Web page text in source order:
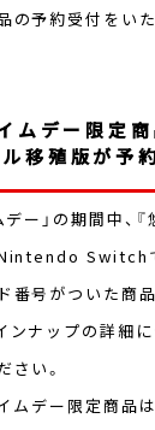
の予約受付をいた
デー限定商
移殖版が予
ー」の期間中、『
Switch
番号がついた商
ンナップの詳細
さい。
デー限定商品